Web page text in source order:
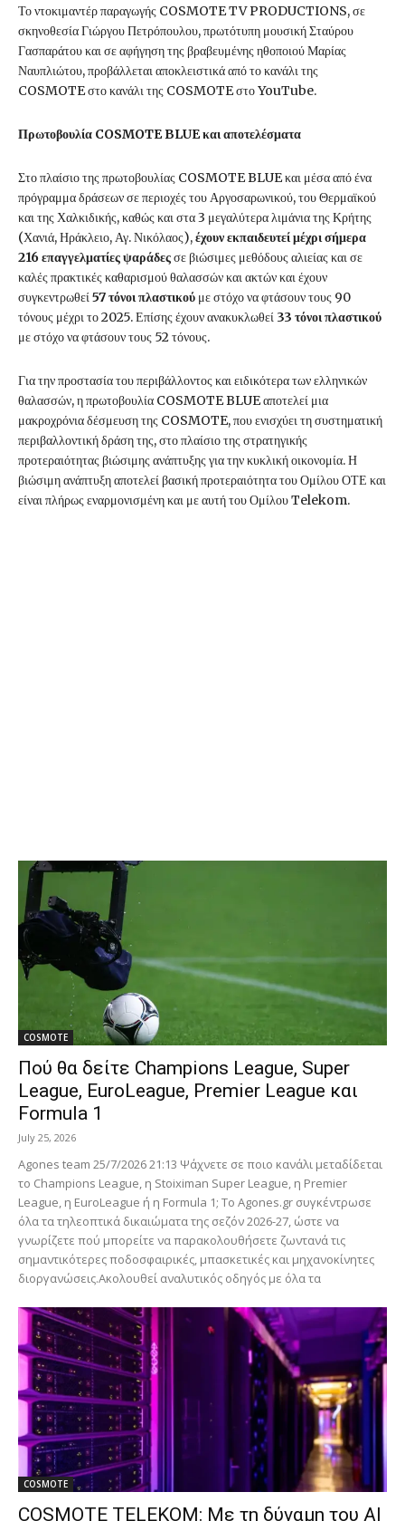
Το ντοκιμαντέρ παραγωγής COSMOTE TV PRODUCTIONS, σε
σκηνοθεσία Γιώργου Πετρόπουλου, πρωτότυπη μουσική Σταύρου
Γασπαράτου και σε αφήγηση της βραβευμένης ηθοποιού Μαρίας
Ναυπλιώτου, προβάλλεται αποκλειστικά από το κανάλι της
COSMOTE στο κανάλι της COSMOTE στο YouTube.
Πρωτοβουλία COSMOTE BLUEκαι αποτελέσματα
Στο πλαίσιο της πρωτοβουλίας COSMOTE BLUE και μέσα από ένα
πρόγραμμα δράσεων σε περιοχές του Αργοσαρωνικού, του Θερμαϊκού
και της Χαλκιδικής, καθώς και στα 3 μεγαλύτερα λιμάνια της Κρήτης
(Χανιά, Ηράκλειο, Αγ. Νικόλαος),έχουν εκπαιδευτεί μέχρι σήμερα
216 επαγγελματίεςψαράδεςσε βιώσιμες μεθόδους αλιείας και σε
καλές πρακτικές καθαρισμού θαλασσών και ακτών και έχουν
συγκεντρωθεί 57 τόνοι πλαστικού με στόχο να φτάσουν τους 90
τόνους μέχρι το 2025. Επίσης έχουν ανακυκλωθεί 33 τόνοιπλαστικού
με στόχο να φτάσουν τους 52 τόνους.
Για την προστασία του περιβάλλοντος και ειδικότερα των ελληνικών
θαλασσών, η πρωτοβουλία COSMOTE BLUE αποτελεί μια
μακροχρόνια δέσμευση της COSMOTE, που ενισχύει τη συστηματική
περιβαλλοντική δράση της, στο πλαίσιο της στρατηγικής
προτεραιότητας βιώσιμης ανάπτυξης για την κυκλική οικονομία. Η
βιώσιμη ανάπτυξη αποτελεί βασική προτεραιότητα του Ομίλου ΟΤΕ και
είναι πλήρως εναρμονισμένη και με αυτή του Ομίλου Telekom.
COSMOTE
Πού θα δείτε Champions League, Super
League, EuroLeague, Premier League και
Formula 1
July 25, 2026
Agones team 25/7/2026 21:13 Ψάχνετε σε ποιο κανάλι μεταδίδεται
το Champions League, η Stoiximan Super League, η Premier
League, η EuroLeague ή η Formula 1; Το Agones.gr συγκέντρωσε
όλα τα τηλεοπτικά δικαιώματα της σεζόν 2026-27, ώστε να
γνωρίζετε πού μπορείτε να παρακολουθήσετε ζωντανά τις
σημαντικότερες ποδοσφαιρικές, μπασκετικές και μηχανοκίνητες
διοργανώσεις.Ακολουθεί αναλυτικός οδηγός με όλα τα
COSMOTE
COSMOTE TELEKOM: Με τη δύναμη του AI